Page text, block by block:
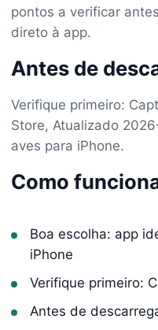
pontos a verificar
direto à app.
Antes de
Verifique primeiro:
Store, Atualizado
aves para iPhone.
Como
Boa escolha: app
iPhone
Verifique primeiro:
Antes de